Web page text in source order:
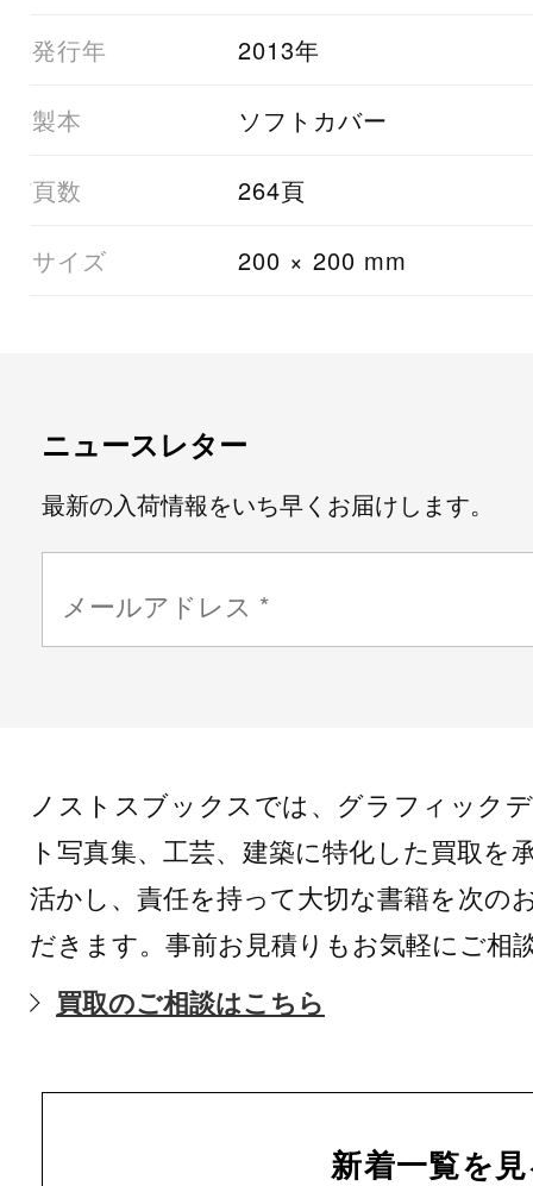
05発行年 2013年
06製本 ソフトカバー
07頁数 264頁
08サイズ 200 × 200 mm
ニュースレター
最新の入荷情報をいち早くお届けします。
ノストスブックスでは、グラフィック
ト写真集、工芸、建築に特化した買取を
活かし、責任を持って大切な書籍を次の
だきます。事前お見積りもお気軽にご相
買取のご相談はこちら
新着一覧を